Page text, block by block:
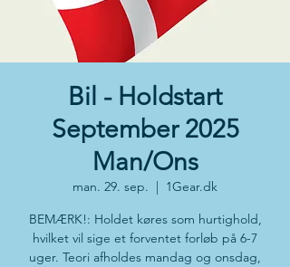
Bil - Holdstart
September 2025
Man/Ons
man. 29. sep.
  |
1Gear.dk
BEMÆRK!: Holdet køres som hurtighold,
hvilket vil sige et forventet forløb på 6-7
uger. Teori afholdes mandag og onsdag,